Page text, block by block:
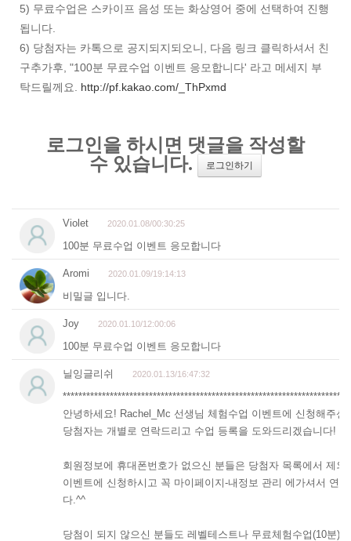
5) 무료수업은 스카이프 음성 또는 화상영어 중에 선택하여 진행
됩니다.
6) 당첨자는 카톡으로 공지되지되오니, 다음 링크 클릭하셔서 친
구추가후, "100분 무료수업 이벤트 응모합니다' 라고 메세지 부
탁드릴께요. http://pf.kakao.com/_ThPxmd